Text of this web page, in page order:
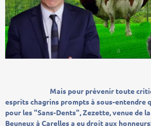
Mais pour prévenir toute
esprits chagrins prompts à sous-entendre
pour les "Sans-Dents", Zezette, venue de
Beuneux à Carelles a eu droit aux